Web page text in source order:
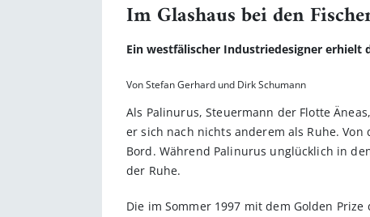
Im Glashaus bei den
Ein westfälischer Industriedesigner erhielt
Von Stefan Gerhard und Dirk Schumann
Als Palinurus, Steuermann der Flotte
er sich nach nichts anderem als Ruhe.
Bord. Während Palinurus unglücklich in
der Ruhe.
Die im Sommer 1997 mit dem Golden